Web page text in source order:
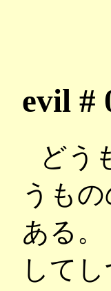
evil #
どう
うも
ある
して